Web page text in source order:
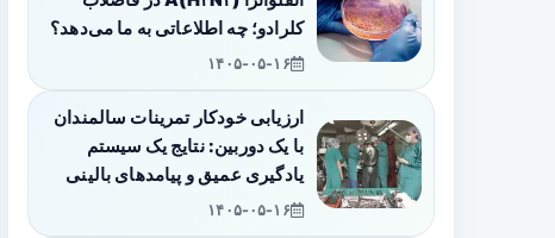
کلرادو؛ چه اطلاعاتی به ما می‌دهد؟
۱۴۰۵-۰۵-۱۶
ارزیابی خودکار تمرینات سالمندان
با یک دوربین: نتایج یک سیستم
یادگیری عمیق و پیامدهای بالینی
۱۴۰۵-۰۵-۱۶